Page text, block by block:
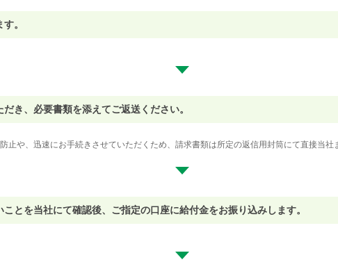
。
き、必要書類を添えてご返送ください。
止や、迅速にお手続きさせていただくため、請求書類は所定の返信用封筒にて直接当社
とを当社にて確認後、ご指定の口座に給付金をお振り込みします。